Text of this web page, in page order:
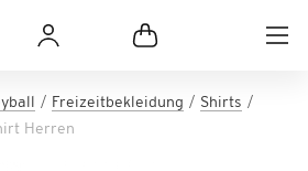
Freizeitbekleidung
Shirts
Herren